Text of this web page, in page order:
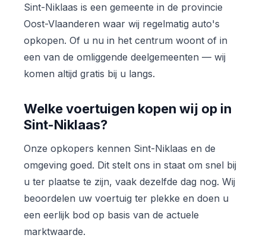
Sint-Niklaas is een gemeente in de provincie
Oost-Vlaanderen waar wij regelmatig auto's
opkopen. Of u nu in het centrum woont of in
een van de omliggende deelgemeenten — wij
komen altijd gratis bij u langs.
Welke voertuigen kopen wij op in
Sint-Niklaas?
Onze opkopers kennen Sint-Niklaas en de
omgeving goed. Dit stelt ons in staat om snel bij
u ter plaatse te zijn, vaak dezelfde dag nog. Wij
beoordelen uw voertuig ter plekke en doen u
een eerlijk bod op basis van de actuele
marktwaarde.